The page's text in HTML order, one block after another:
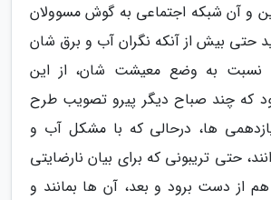
و آن شبکه اجتماعی به گوش مسوولان
حتی بیش از آنکه نگران آب و برق شان
نسبت به وضع معیشت شان، از این
که چند صباح دیگر پیرو تصویب طرح
ها، درحالی که با مشکل آب و
حتی تریبونی که برای بیان نارضایتی
هم از دست برود و بعد، آن ها بمانند و